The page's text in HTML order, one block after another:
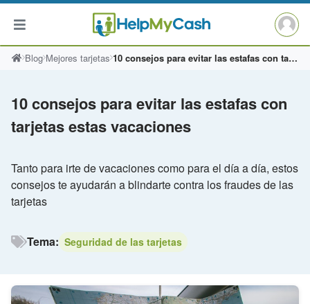
SaltarBlog Mejores tarjetas 10 consejos para evitar las estafas con tarjetas estas vacaciones
10 consejos para evitar las estafas con
tarjetas estas vacaciones
Tanto para irte de vacaciones como para el día a día, estos
consejos te ayudarán a blindarte contra los fraudes de las
tarjetas
Tema: Seguridad de las tarjetas